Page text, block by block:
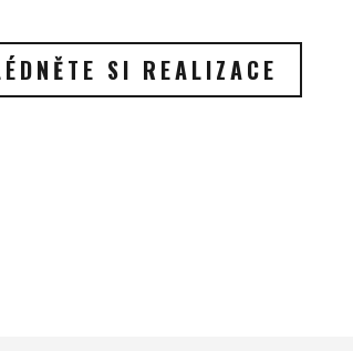
SI REALIZACE